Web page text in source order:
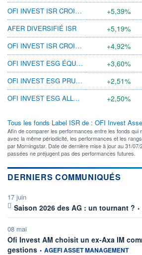
OFI INVEST ISR CROISSANCE RESP I
+5,39%
AFER DIVERSIFIÉ ISR +5,19%
OFI INVEST ISR CROISSANCE RESP A
+4,92%
OFI INVEST ESG ÉQUILIBRE RC EUR
+3,60%
OFI INVEST ESG PRUDENT EURO RC EUR
+2,51%
OFI INVEST ESG ALLOCATION FLEXIBLE X
+2,50%
Tous les fonds Label ISR de : OFI Invest
Afin de comparer les performances entre les fonds qui
avec la même périodicité, les performances et les
par Morningstar. Date de dernière mise à jour au 31/
passées ne préjugent pas des performances futures.
DERNIERS COMMUNIQUÉS
17 juin
Saison 2026 des AG : un tournant ? •
08 mai
Ofi Invest AM choisit un ex-Axa IM
gestions information fournie par
• AGEFI ASSET MANAGEMENT